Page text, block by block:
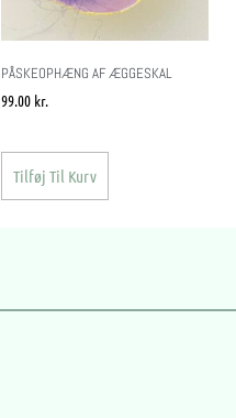
PÅSKEOPHÆNG AF ÆGGESKAL
99.00 kr.
Tilføj Til Kurv